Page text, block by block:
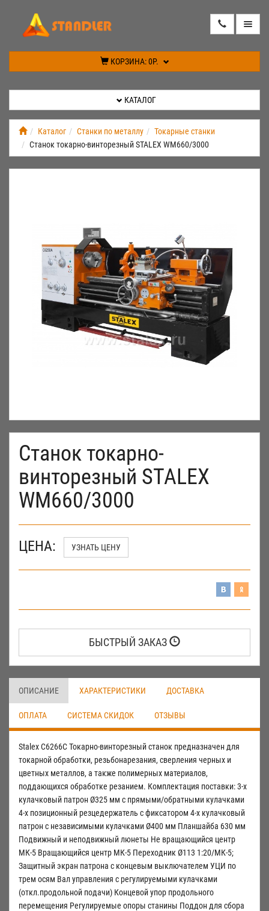
КОРЗИНА:0Р.
СПЕЦПРЕДЛОЖЕНИЕ
КАТАЛОГ
Каталог Станки по металлу
Токарные станки
Станок токарно-винторезный STALEX WM660/3000
Станок токарно-
винторезный STALEX
WM660/3000
ЦЕНА: УЗНАТЬ ЦЕНУ
БЫСТРЫЙ ЗАКАЗ
ОПИСАНИЕ ХАРАКТЕРИСТИКИ ДОСТАВКА
ОПЛАТА СИСТЕМА СКИДОК ОТЗЫВЫ
Stalex C6266С Токарно-винторезный станок предназначен для
токарной обработки, резьбонарезания, сверления черных и
цветных металлов, а также полимерных материалов,
поддающихся обработке резанием. Комплектация поставки: 3-х
кулачковый патрон Ø325 мм с прямыми/обратными кулачками
4-х позиционный резцедержатель с фиксатором 4-х кулачковый
патрон с независимыми кулачками Ø400 мм Планшайба 630 мм
Подвижный и неподвижный люнеты Не вращающийся центр
МК-5 Вращающийся центр МК-5 Переходник Ø113 1:20/МК-5;
Защитный экран патрона с концевым выключателем УЦИ по
трем осям Вал управления с регулируемыми кулачками
(откл.продольной подачи) Концевой упор продольного
перемещения Регулируемые опоры станины Поддон для сбора